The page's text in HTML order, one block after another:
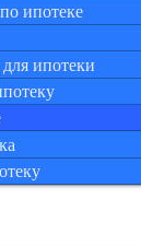
ипотеке
ипотеки